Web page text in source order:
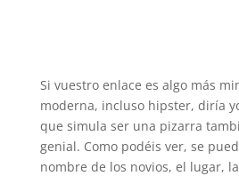
Si vuestro enlace es algo más
moderna, incluso hipster, diría
que simula ser una pizarra
genial. Como podéis ver, se
nombre de los novios, el lugar,